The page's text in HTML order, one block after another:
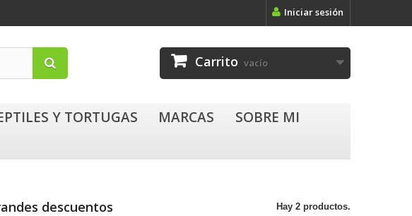
Iniciar sesión
Carrito vacío
Y TORTUGAS MARCAS
SOBRE MI
descuentos Hay 2 productos.